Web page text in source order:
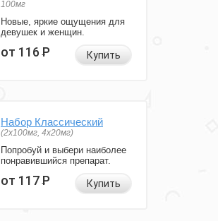
100мг
Новые, яркие ощущения для
девушек и женщин.
от 116Р Купить
Набор Классический
(2x100мг, 4x20мг)
Попробуй и выбери наиболее
понравившийся препарат.
от 117Р Купить